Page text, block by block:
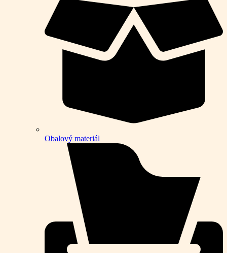
Obalový materiál